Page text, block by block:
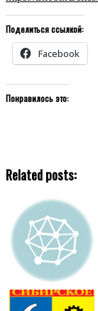
Поделиться ссылкой:
Facebook
Понравилось это:
Related posts: